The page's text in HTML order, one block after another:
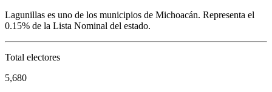
Lagunillas es uno de los municipios de Michoacán. Representa el
0.15% de la Lista Nominal del estado.
Total electores
5,680